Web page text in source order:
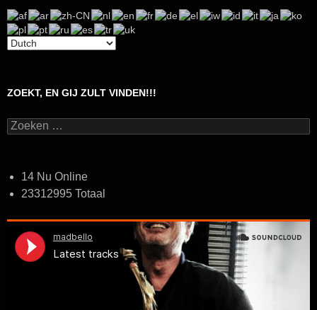
ZOEKT, EN GIJ ZULT VINDEN!!!
Zoeken
naar:
14 Nu Online
23312995 Totaal